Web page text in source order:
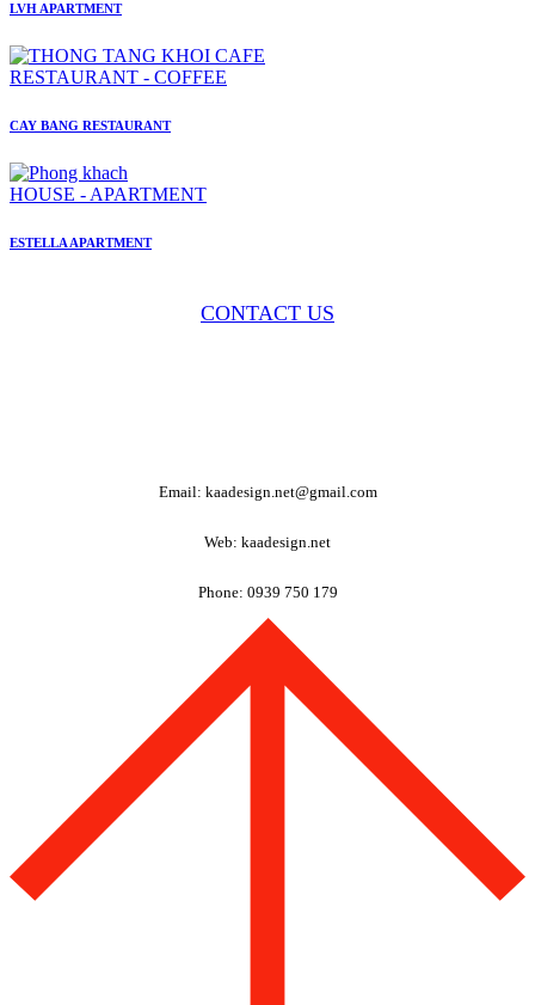
LVH APARTMENT
RESTAURANT - COFFEE
CAY BANG RESTAURANT
HOUSE - APARTMENT
ESTELLA APARTMENT
CONTACT US
Email: kaadesign.net@gmail.com
Web: kaadesign.net
Phone: 0939 750 179